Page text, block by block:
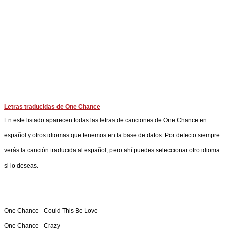
Letras traducidas de One Chance
En este listado aparecen todas las letras de canciones de One Chance en
español y otros idiomas que tenemos en la base de datos. Por defecto siempre
verás la canción traducida al español, pero ahí puedes seleccionar otro idioma
si lo deseas.
One Chance - Could This Be Love
One Chance - Crazy